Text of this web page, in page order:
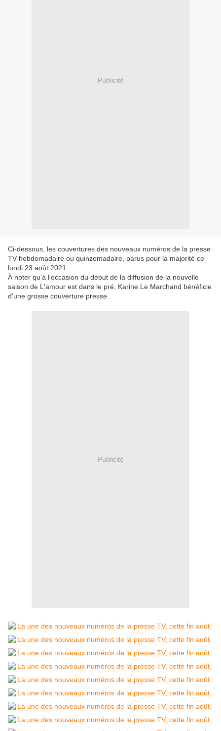
Publicité
Ci-dessous, les couvertures des nouveaux numéros de la presse
TV hebdomadaire ou quinzomadaire, parus pour la majorité ce
lundi 23 août 2021.
À noter qu'à l'occasion du début de la diffusion de la nouvelle
saison de L'amour est dans le pré, Karine Le Marchand bénéficie
d'une grosse couverture presse.
Publicité